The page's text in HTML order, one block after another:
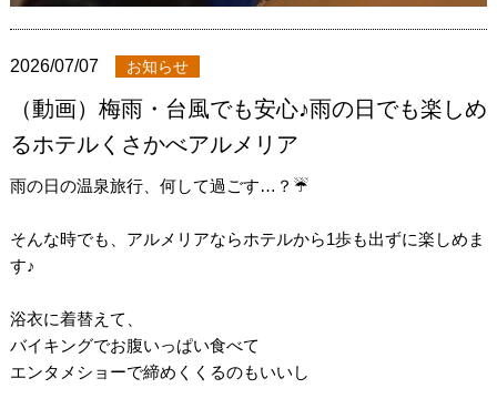
2026/07/07 お知らせ
（動画）梅雨・台風でも安心♪雨の日でも楽しめ
るホテルくさかべアルメリア
雨の日の温泉旅行、何して過ごす…？☔️
そんな時でも、アルメリアならホテルから1歩も出ずに楽しめま
す♪
浴衣に着替えて、
バイキングでお腹いっぱい食べて
エンタメショーで締めくくるのもいいし